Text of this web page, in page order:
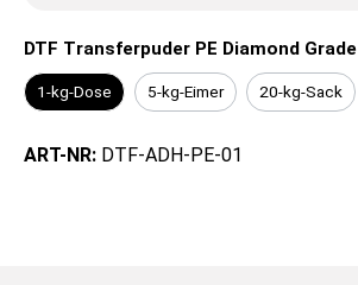
DTF Transferpuder PE Diamond Grade
1-kg-Dose 5-kg-Eimer 20-kg-Sack
ART-NR: DTF-ADH-PE-01